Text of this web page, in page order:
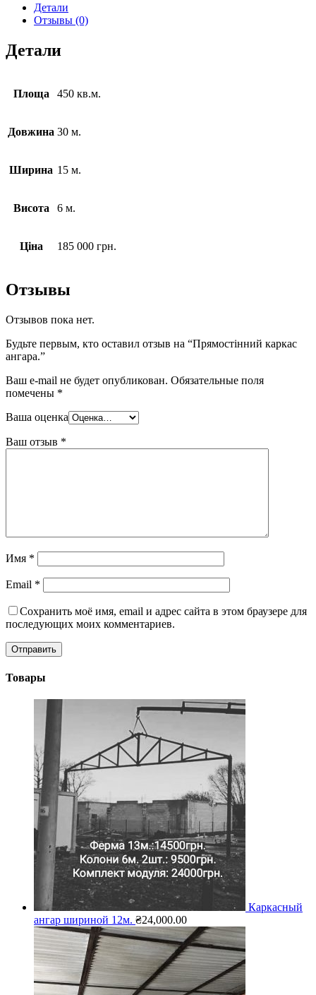
Детали
Отзывы (0)
Детали
Площа 450 кв.м.
Довжина 30 м.
Ширина 15 м.
Висота 6 м.
Ціна 185 000 грн.
Отзывы
Отзывов пока нет.
Будьте первым, кто оставил отзыв на “Прямостінний каркас
ангара.”
Ваш e-mail не будет опубликован. Обязательные поля
помечены *
Ваша оценка
Ваш отзыв *
Имя *
Email *
Сохранить моё имя, email и адрес сайта в этом браузере для
последующих моих комментариев.
Товары
Каркасный
ангар шириной 12м. ₴24,000.00